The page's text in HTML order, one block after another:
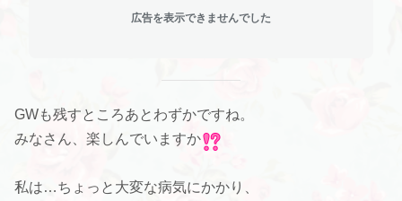
広告を表示できませんでした
GWも残すところあとわずかですね。
みなさん、楽しんでいますか
私は…ちょっと大変な病気にかかり、